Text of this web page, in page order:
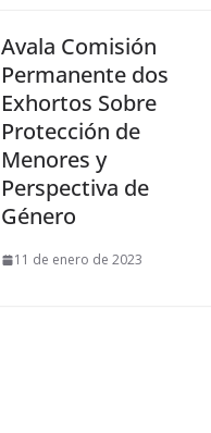
Avala Comisión
Permanente dos
Exhortos Sobre
Protección de
Menores y
Perspectiva de
Género
11 de enero de 2023